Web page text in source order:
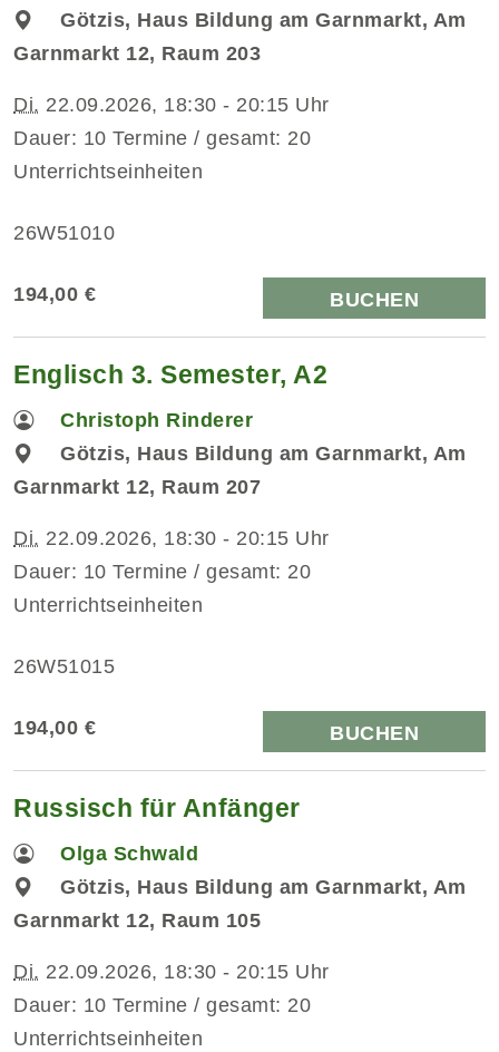
Götzis, Haus Bildung am Garnmarkt, Am
Garnmarkt 12, Raum 203
Di. 22.09.2026, 18:30 - 20:15 Uhr
Dauer: 10 Termine / gesamt: 20
Unterrichtseinheiten
26W51010
194,00 € BUCHEN
Englisch 3. Semester, A2
Christoph Rinderer
Götzis, Haus Bildung am Garnmarkt, Am
Garnmarkt 12, Raum 207
Di. 22.09.2026, 18:30 - 20:15 Uhr
Dauer: 10 Termine / gesamt: 20
Unterrichtseinheiten
26W51015
194,00 € BUCHEN
Russisch für Anfänger
Olga Schwald
Götzis, Haus Bildung am Garnmarkt, Am
Garnmarkt 12, Raum 105
Di. 22.09.2026, 18:30 - 20:15 Uhr
Dauer: 10 Termine / gesamt: 20
Unterrichtseinheiten